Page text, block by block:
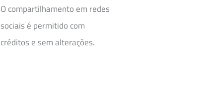
O compartilhamento em redes
sociais é permitido com
créditos e sem alterações.